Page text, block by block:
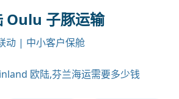
Oulu 子豚运输
动 | 中小客户保舱
欧陆,芬兰海运需要多少钱